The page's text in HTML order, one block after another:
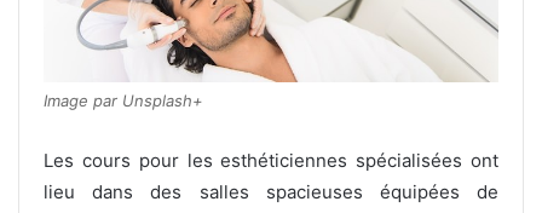
Image par Unsplash+
Les cours pour les esthéticiennes spécialisées ont
lieu dans des salles spacieuses équipées de